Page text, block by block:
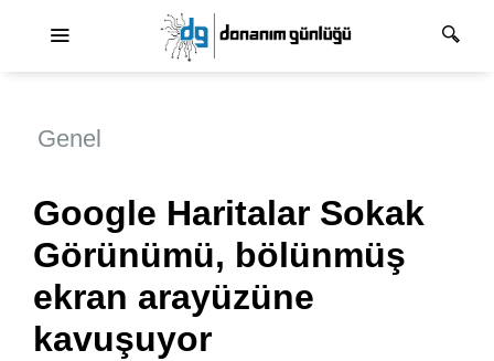
Genel
Google Haritalar Sokak
Görünümü, bölünmüş
ekran arayüzüne
kavuşuyor